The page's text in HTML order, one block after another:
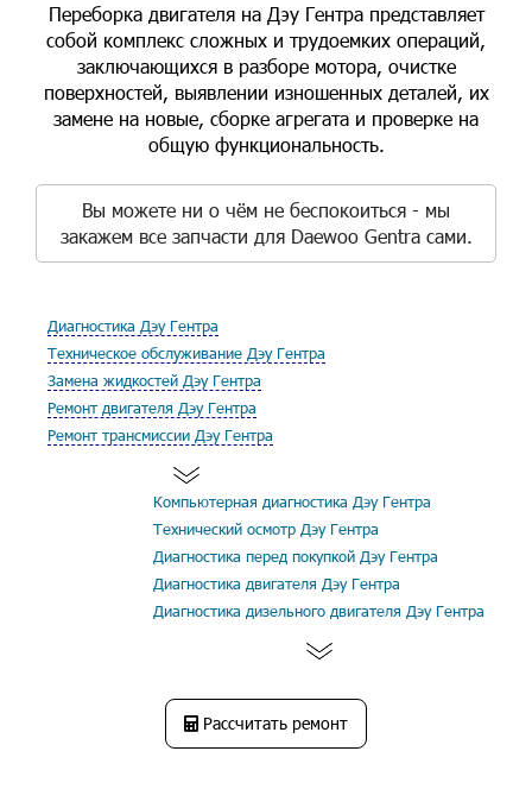
Переборка двигателя на Дэу Гентра представляет
собой комплекс сложных и трудоемких операций,
заключающихся в разборе мотора, очистке
поверхностей, выявлении изношенных деталей, их
замене на новые, сборке агрегата и проверке на
общую функциональность.
Вы можете ни о чём не беспокоиться - мы
закажем все запчасти для Daewoo Gentra сами.
Диагностика Дэу Гентра
Техническое обслуживание Дэу Гентра
Замена жидкостей Дэу Гентра
Ремонт двигателя Дэу Гентра
Ремонт трансмиссии Дэу Гентра
Компьютерная диагностика Дэу Гентра
Технический осмотр Дэу Гентра
Диагностика перед покупкой Дэу Гентра
Диагностика двигателя Дэу Гентра
Диагностика дизельного двигателя Дэу Гентра
Рассчитать ремонт